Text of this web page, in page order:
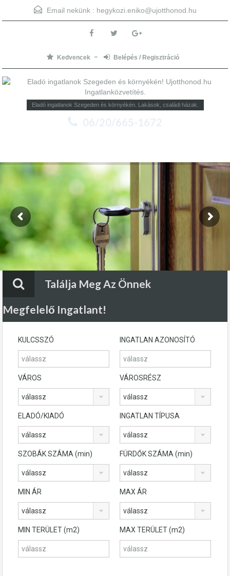
Email nekünk : hegykozi.eniko@ujotthonod.hu
Kedvencek Belépés / Regisztráció
Eladó ingatlanok Szegeden és környékén. Lakások, családi házak.
06/20/665-1672
Találja Meg Az Önnek
Megfelelő Ingatlant!
KULCSSZÓ INGATLAN AZONOSÍTÓ
VÁROS
válassz
VÁROSRÉSZ
válassz
ELADÓ/KIADÓ
válassz
INGATLAN TÍPUSA
válassz
SZOBÁK SZÁMA (min)
válassz
FÜRDŐK SZÁMA (min)
válassz
MIN ÁR
válassz
MAX ÁR
válassz
MIN TERÜLET (m2) MAX TERÜLET (m2)